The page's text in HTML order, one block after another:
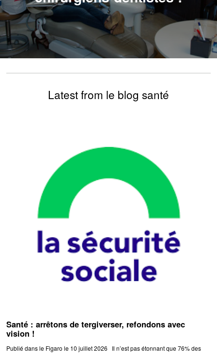
Latest from le blog santé
Santé : arrêtons de tergiverser, refondons avec
vision !
Publié dans le Figaro le 10 juillet 2026 Il n’est pas étonnant que 76% des